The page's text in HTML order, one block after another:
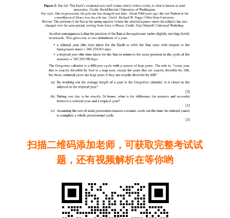
扫描二维码添加老师，可获取完整考试试
题，还有视频解析在等你哟